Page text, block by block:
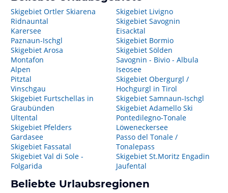
Skigebiet Ortler Skiarena
Ridnauntal
Karersee
Paznaun-Ischgl
Skigebiet Arosa
Montafon
Alpen
Pitztal
Vinschgau
Skigebiet Furtschellas in
Graubünden
Ultental
Skigebiet Pfelders
Gardasee
Skigebiet Fassatal
Skigebiet Val di Sole -
Folgarida
Skigebiet Livigno
Skigebiet Savognin
Eisacktal
Skigebiet Bormio
Skigebiet Sölden
Savognin - Bivio - Albula
Iseosee
Skigebiet Obergurgl /
Hochgurgl in Tirol
Skigebiet Samnaun-Ischgl
Skigebiet Adamello Ski
Pontedilegno-Tonale
Löweneckersee
Passo del Tonale /
Tonalepass
Skigebiet St.Moritz Engadin
Jaufental
Beliebte Urlaubsregionen